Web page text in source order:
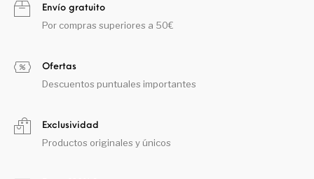
Envío gratuito
Por compras superiores a 50€
Ofertas
Descuentos puntuales importantes
Exclusividad
Productos originales y únicos